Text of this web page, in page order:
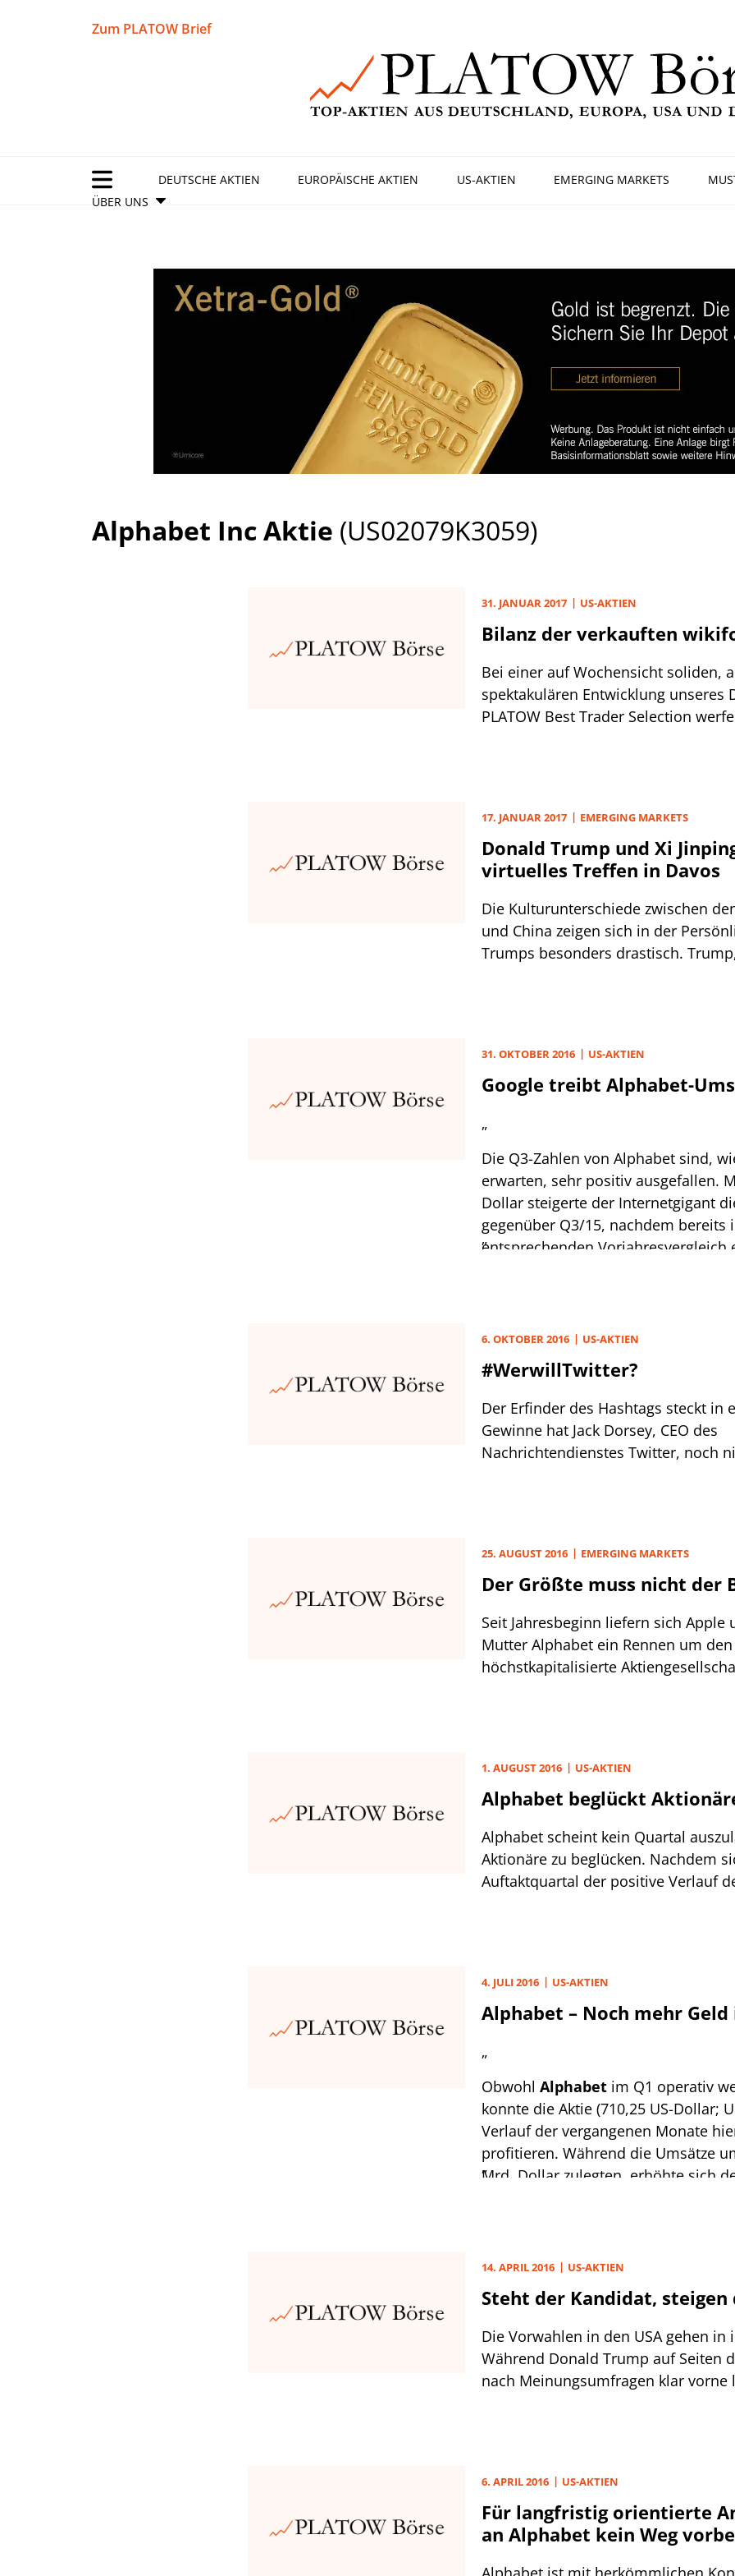
Zum PLATOW Brief
DEUTSCHE AKTIEN EUROPÄISCHE AKTIEN US-AKTIEN EMERGING MARKETS
ÜBER UNS
Alphabet Inc Aktie (US02079K3059)
31. JANUAR 2017 US-AKTIEN
Bilanz der verkauften
Bei einer auf Wochensicht soliden,
spektakulären Entwicklung unseres
PLATOW Best Trader Selection
wir den Tradern doch noch etwas
sollen? Eine Frage, die sich bei
aber längst nicht bei allen
17. JANUAR 2017 EMERGING MARKETS
Donald Trump und Xi
virtuelles Treffen in Davos
Die Kulturunterschiede zwischen
und China zeigen sich in der
Trumps besonders drastisch.
Diplomatie.
31. OKTOBER 2016 US-AKTIEN
Google treibt Alphabet-
„
Die Q3-Zahlen von Alphabet sind,
erwarten, sehr positiv ausgefallen.
Dollar steigerte der Internetgigant
gegenüber Q3/15, nachdem bereits
entsprechenden Vorjahresvergleich
über mobile Endgeräte, die sich
Marketingeinnahmen von Google
auch in den übrigen Segmenten
Unternehmen über erfreuliche
berichten. Wir haben Ihnen die Aktie
US02079K3059) zum ersten Mal am
„
6. OKTOBER 2016 US-AKTIEN
#WerwillTwitter?
Der Erfinder des Hashtags steckt in
Gewinne hat Jack Dorsey, CEO des
Nachrichtendienstes Twitter, noch
aber Live-Inhalte bieten und auch
interessanter werden. Doch diese
25. AUGUST 2016 EMERGING MARKETS
Der Größte muss nicht der
Seit Jahresbeginn liefern sich Apple
Mutter Alphabet ein Rennen um
höchstkapitalisierte
1. AUGUST 2016 US-AKTIEN
Alphabet beglückt
Alphabet scheint kein Quartal
Aktionäre zu beglücken. Nachdem
Auftaktquartal der positive Verlauf
4. JULI 2016 US-AKTIEN
Alphabet – Noch mehr Geld
„
Obwohl Alphabet im Q1 operativ
konnte die Aktie (710,25 US-Dollar;
Verlauf der vergangenen Monate
profitieren. Während die Umsätze
Mrd. Dollar zulegten, erhöhte sich
„
14. APRIL 2016 US-AKTIEN
Steht der Kandidat, steigen
Die Vorwahlen in den USA gehen in
Während Donald Trump auf Seiten
nach Meinungsumfragen klar vorne
diesem Dienstag ansteht, zur
Zieht Sanders hier den Sieg an
seiner Anhänger, könnten viele der
6. APRIL 2016 US-AKTIEN
Für langfristig orientierte
an Alphabet kein Weg